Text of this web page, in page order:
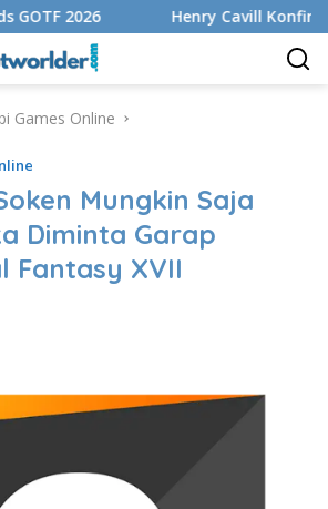
2026 Henry Cavill
Games Online
Mungkin Saja
Diminta Garap
Fantasy XVII